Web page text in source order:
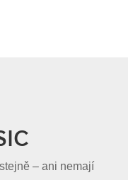
– ani nemají